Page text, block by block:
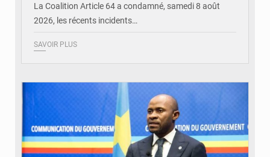
La Coalition Article 64 a condamné, samedi 8 août
2026, les récents incidents…
SAVOIR PLUS